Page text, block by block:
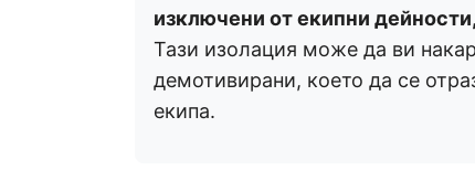
изключени от екипни
Тази изолация може да ви
демотивирани, което да се
екипа.